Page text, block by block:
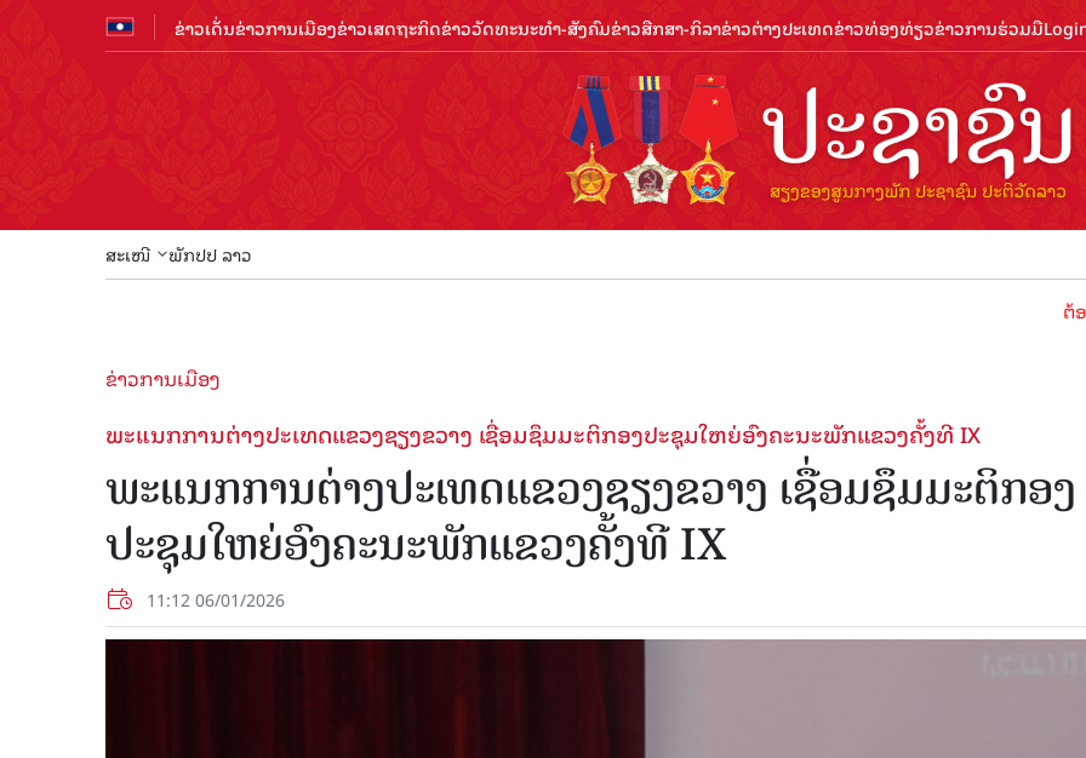
ຂ່າວເດັ່ນຂ່າວການເມືອງຂ່າວເສດຖະກິດຂ່າວວັດທະນະທຳ-ສັງຄົມຂ່າວສືກສາ-ກິລາຂ່າວຕ່າງປະເທດຂ່າວທ່ອງທ່ຽວຂ່າວການຮ່ວມມື
ສະເໜີ ພັກປປ ລາວ
ຕ້ອນຮັບປີທ່
ຂ່າວການເມືອງ
ພະແນກການຕ່າງປະເທດແຂວງຊຽງຂວາງ ເຊື່ອມຊຶມມະຕິກອງປະຊຸມໃຫຍ່ອົງຄະນະພັກແຂວງຄັ້ງທີ IX
ພະແນກການຕ່າງປະເທດແຂວງຊຽງຂວາງ ເຊື່ອມຊຶມມະຕິກອງ
ປະຊຸມໃຫຍ່ອົງຄະນະພັກແຂວງຄັ້ງທີ IX
11:12 06/01/2026